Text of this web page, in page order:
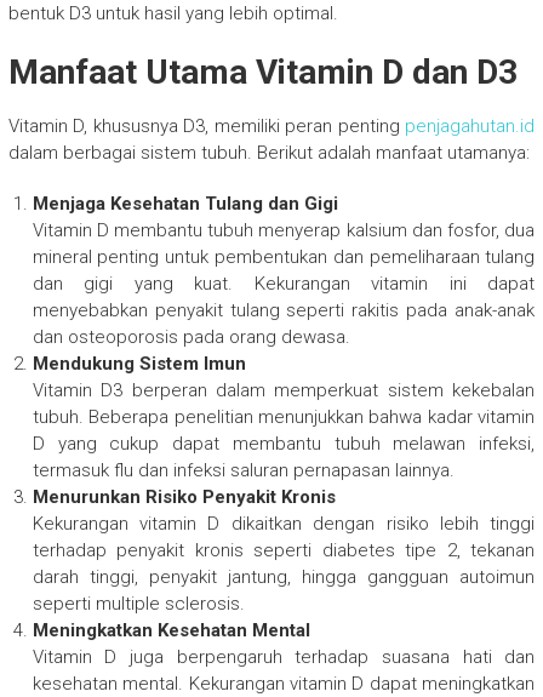
bentuk D3 untuk hasil yang lebih optimal.
Manfaat Utama Vitamin D dan D3
Vitamin D, khususnya D3, memiliki peran penting penjagahutan.id
dalam berbagai sistem tubuh. Berikut adalah manfaat utamanya:
Menjaga Kesehatan Tulang dan Gigi
Vitamin D membantu tubuh menyerap kalsium dan fosfor, dua
mineral penting untuk pembentukan dan pemeliharaan tulang
dan gigi yang kuat. Kekurangan vitamin ini dapat
menyebabkan penyakit tulang seperti rakitis pada anak-anak
dan osteoporosis pada orang dewasa.
Mendukung Sistem Imun
Vitamin D3 berperan dalam memperkuat sistem kekebalan
tubuh. Beberapa penelitian menunjukkan bahwa kadar vitamin
D yang cukup dapat membantu tubuh melawan infeksi,
termasuk flu dan infeksi saluran pernapasan lainnya.
Menurunkan Risiko Penyakit Kronis
Kekurangan vitamin D dikaitkan dengan risiko lebih tinggi
terhadap penyakit kronis seperti diabetes tipe 2, tekanan
darah tinggi, penyakit jantung, hingga gangguan autoimun
seperti multiple sclerosis.
Meningkatkan Kesehatan Mental
Vitamin D juga berpengaruh terhadap suasana hati dan
kesehatan mental. Kekurangan vitamin D dapat meningkatkan